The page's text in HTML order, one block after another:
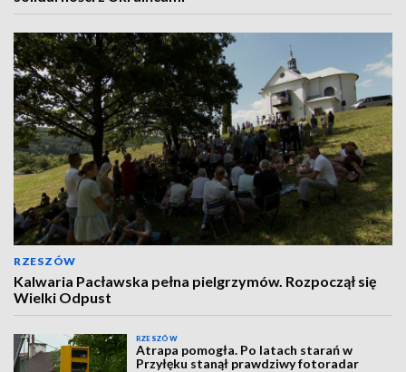
RZESZÓW
Kalwaria Pacławska pełna pielgrzymów. Rozpoczął się
Wielki Odpust
RZESZÓW
Atrapa pomogła. Po latach starań w
Przyłęku stanął prawdziwy fotoradar